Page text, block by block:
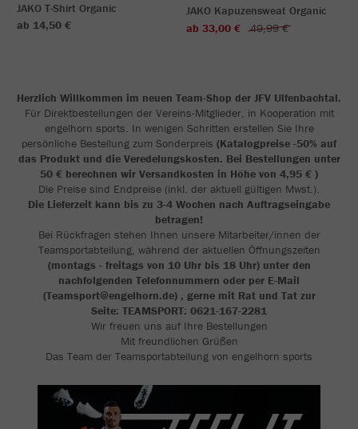
JAKO T-Shirt Organic
ab 14,50 €
JAKO Kapuzensweat Organic
ab 33,00 €
49,99 €
Herzlich Willkommen im neuen Team-Shop der JFV Ulfenbachtal.
Für Direktbestellungen der Vereins-Mitglieder, in Kooperation mit
engelhorn sports. In wenigen Schritten erstellen Sie Ihre
persönliche Bestellung zum Sonderpreis (Katalogpreise -50% auf
das Produkt und die Veredelungskosten. Bei Bestellungen unter
50 € berechnen wir Versandkosten in Höhe von 4,95 € )
Die Preise sind Endpreise (inkl. der aktuell gültigen Mwst.).
Die Lieferzeit kann bis zu 3-4 Wochen nach Auftragseingabe
betragen!
Bei Rückfragen stehen Ihnen unsere Mitarbeiter/innen der
Teamsportabteilung, während der aktuellen Öffnungszeiten
(montags - freitags von 10 Uhr bis 18 Uhr) unter den
nachfolgenden Telefonnummern oder per E-Mail
(Teamsport@engelhorn.de) , gerne mit Rat und Tat zur
Seite: TEAMSPORT: 0621-167-2281
Wir freuen uns auf Ihre Bestellungen
Mit freundlichen Grüßen
Das Team der Teamsportabteilung von engelhorn sports